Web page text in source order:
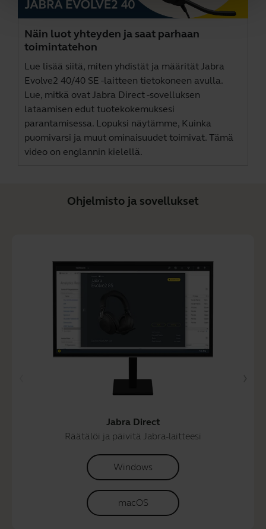
Näin luot yhteyden ja saat parhaan
toimintatehon
Lue lisää siitä, miten yhdistät ja määrität Jabra
Evolve2 40/40 SE -laitteen tietokoneen avulla.
Lue, mitkä ovatJabra Direct-sovelluksen
lataamisen edut tuotekokemuksesi
parantamisessa. Lopuksi näytämme, Kuinka
puomivarsi ja muut ominaisuudet toimivat. Tämä
video on englannin kielellä.
Ohjelmisto ja sovellukset
Jabra Direct
Räätälöi ja päivitä Jabra-laitteesi
Windows
macOS